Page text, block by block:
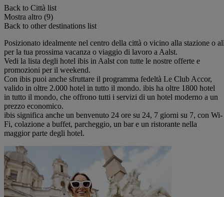
Back to Città list
Mostra altro (9)
Back to other destinations list
Posizionato idealmente nel centro della città o vicino alla stazione o
per la tua prossima vacanza o viaggio di lavoro a Aalst.
Vedi la lista degli hotel ibis in Aalst con tutte le nostre offerte e
promozioni per il weekend.
Con ibis puoi anche sfruttare il programma fedeltà Le Club Accor,
valido in oltre 2.000 hotel in tutto il mondo. ibis ha oltre 1800 hotel
in tutto il mondo, che offrono tutti i servizi di un hotel moderno a un
prezzo economico.
ibis significa anche un benvenuto 24 ore su 24, 7 giorni su 7, con Wi-
Fi, colazione a buffet, parcheggio, un bar e un ristorante nella
maggior parte degli hotel.